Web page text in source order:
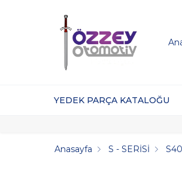
YEDEK PARÇA KATALOĞU
Anasayfa S - SERİSİ S40